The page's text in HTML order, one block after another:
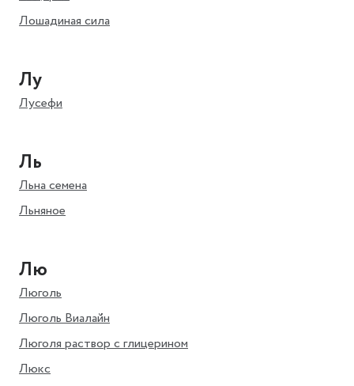
Лошадиная сила
Лу
Лусефи
Ль
Льна семена
Льняное
Лю
Люголь
Люголь Виалайн
Люголя раствор с глицерином
Люкс